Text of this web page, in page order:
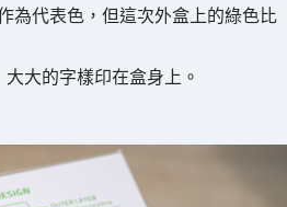
為代表色，但這次外盒上的綠色比
大大的字樣印在盒身上。